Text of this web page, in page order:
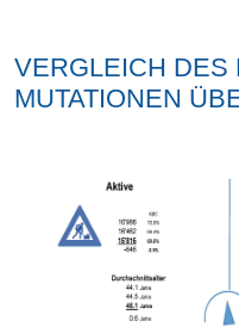
VERGLEICH DES
MUTATIONEN